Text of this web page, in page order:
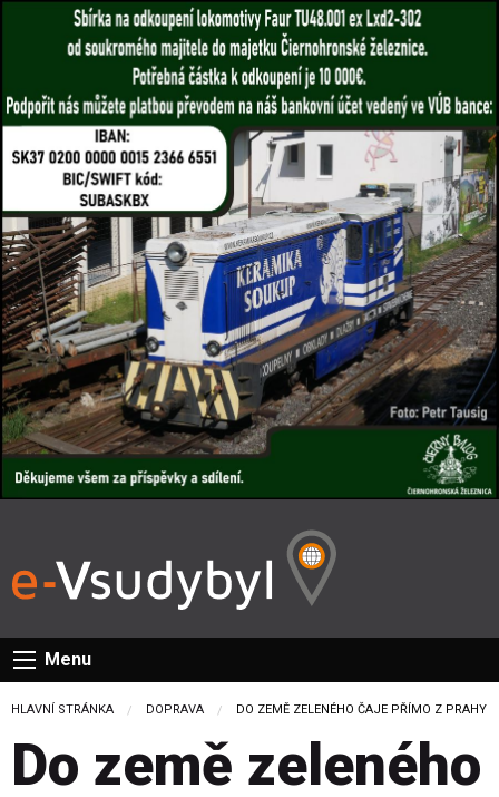
Menu
HLAVNÍ STRÁNKA DOPRAVA CURRENT:
DO ZEMĚ ZELENÉHO ČAJE PŘÍMO Z PRAHY
Do země zeleného